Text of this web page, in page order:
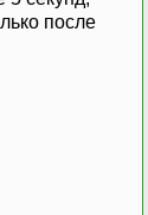
после